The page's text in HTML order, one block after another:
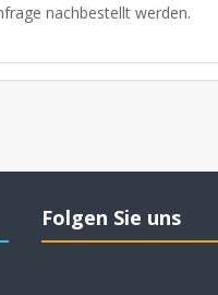
nachbestellt werden.
Folgen Sie uns